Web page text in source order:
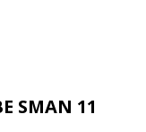
SMAN 11